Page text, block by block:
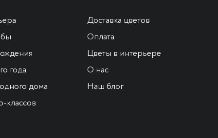
года
дома
классов
Доставка цветов
Оплата
Цветы в интерьере
О нас
Наш блог